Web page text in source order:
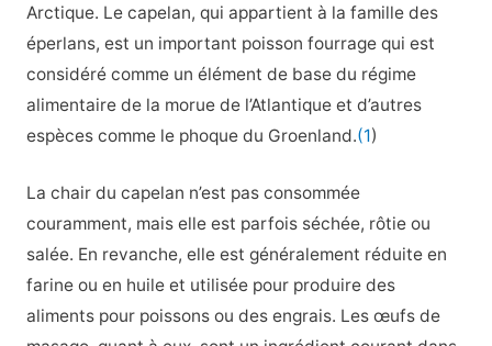
Arctique. Le capelan, qui appartient à la famille des
éperlans, est un important poisson fourrage qui est
considéré comme un élément de base du régime
alimentaire de la morue de l’Atlantique et d’autres
espèces comme le phoque du Groenland.(1)
La chair du capelan n’est pas consommée
couramment, mais elle est parfois séchée, rôtie ou
salée. En revanche, elle est généralement réduite en
farine ou en huile et utilisée pour produire des
aliments pour poissons ou des engrais. Les œufs de